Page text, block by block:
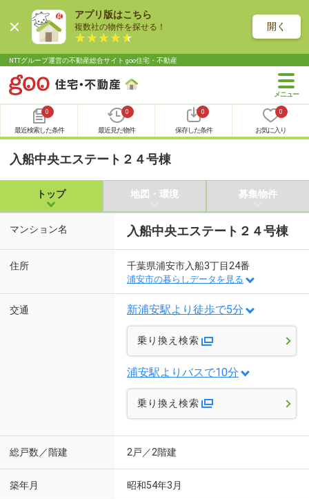
アプリ版はこちら
複数社の物件を探せる！ 開く
NTTグループ運営の不動産総合サイト goo住宅・不動産
0
最近検索した条件
0
最近見た物件
0
保存した条件
0
お気に入り
入船中央エステート２４号棟
トップ 地図・環境 募集物件
マンション名 入船中央エステート２４号棟
住所 千葉県浦安市入船3丁目24番
浦安市の暮らしデータを見る
交通 新浦安駅より徒歩で5分
乗り換え検索
浦安駅よりバスで10分
乗り換え検索
総戸数／階建 2戸／2階建
築年月 昭和54年3月